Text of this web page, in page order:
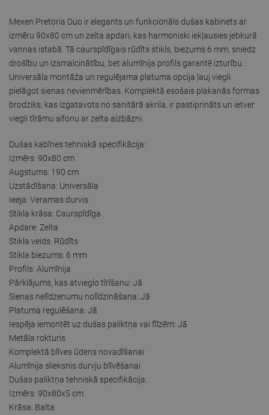
Mexen Pretoria Duo ir elegants un funkcionāls dušas kabinets ar
izmēru 90x80 cm un zelta apdari, kas harmoniski iekļausies jebkurā
vannas istabā. Tā caurspīdīgais rūdīts stikls, biezums 6 mm, sniedz
drošību un izsmalcinātību, bet alumīnija profils garantē izturību.
Universāla montāža un regulējama platuma opcija ļauj viegli
pielāgot sienas nevienmērības. Komplektā esošais plakanās formas
brodziks, kas izgatavots no sanitārā akrila, ir pastiprināts un ietver
viegli tīrāmu sifonu ar zelta aizbāzni.
Dušas kabīnes tehniskā specifikācija:
Izmērs: 90x80 cm
Augstums: 190 cm
Uzstādīšana: Universāla
Ieeja: Veramas durvis
Stikla krāsa: Caurspīdīga
Apdare: Zelta
Stikla veids: Rūdīts
Stikla biezums: 6 mm
Profils: Alumīnija
Pārklājums, kas atvieglo tīrīšanu: Jā
Sienas nelīdzenumu nolīdzināšana: Jā
Platuma regulēšana: Jā
Iespēja iemontēt uz dušas paliktņa vai flīzēm: Jā
Metāla rokturis
Komplektā blīves ūdens novadīšanai
Alumīnija slieksnis durvju blīvēšanai
Dušas paliktņa tehniskā specifikācija:
Izmērs: 90x80x5 cm
Krāsa: Balta